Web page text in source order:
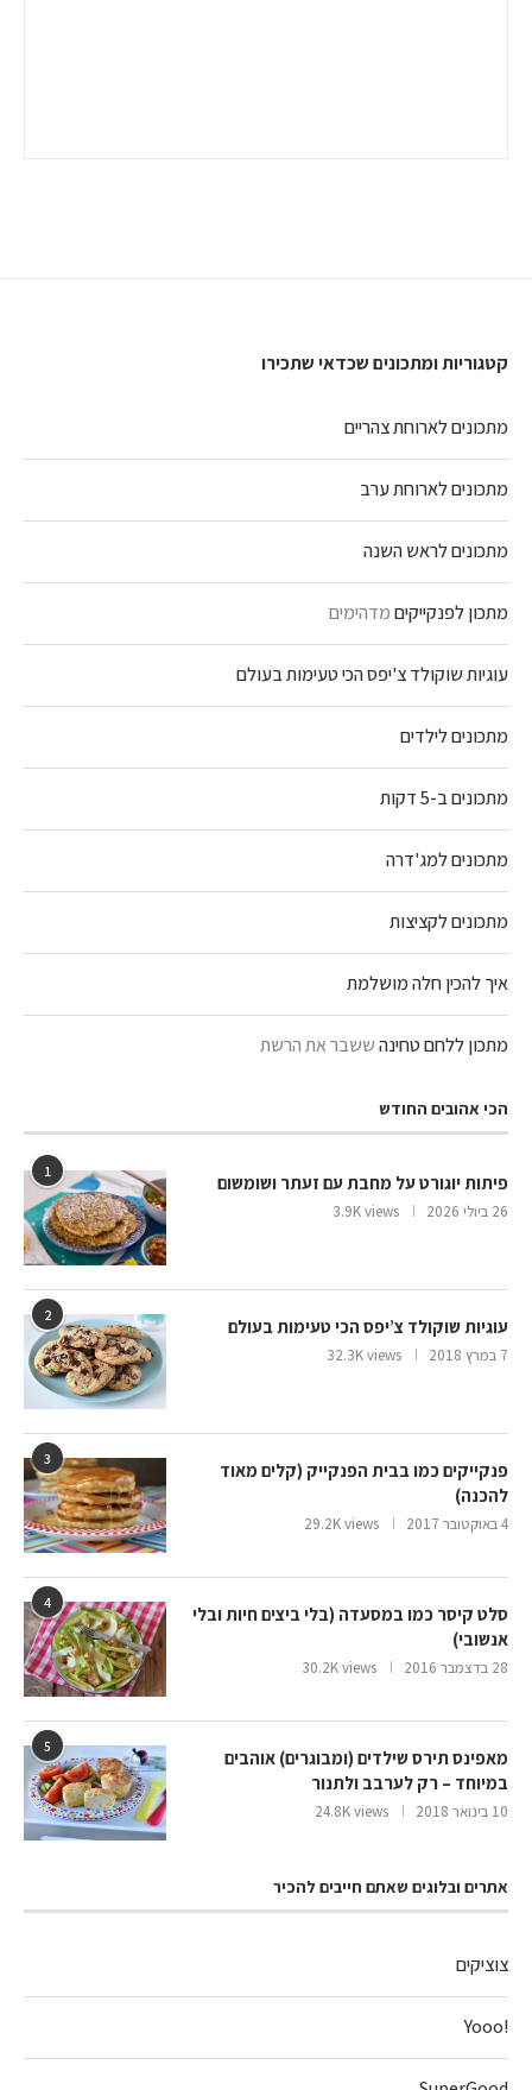
קטגוריות ומתכונים שכדאי שתכירו
מתכונים לארוחת צהריים
מתכונים לארוחת ערב
מתכונים לראש השנה
מתכון לפנקייקיםמדהימים
עוגיות שוקולד צ'יפס הכי טעימות בעולם
מתכונים לילדים
מתכונים ב-5 דקות
מתכונים למג'דרה
מתכונים לקציצות
איך להכין חלה מושלמת
מתכון ללחם טחינהששבר את הרשת
הכי אהובים החודש
1
פיתות יוגורט על מחבת עם זעתר ושומשום
26 ביולי 2026 3.9K views
2
עוגיות שוקולד צ’יפס הכי טעימות בעולם
7 במרץ 2018 32.3K views
3
פנקייקים כמו בבית הפנקייק (קלים מאוד
להכנה)
4 באוקטובר 2017 29.2K views
4
סלט קיסר כמו במסעדה (בלי ביצים חיות ובלי
אנשובי)
28 בדצמבר 2016 30.2K views
5
מאפינס תירס שילדים (ומבוגרים) אוהבים
במיוחד – רק לערבב ולתנור
10 בינואר 2018 24.8K views
אתרים ובלוגים שאתם חייבים להכיר
צוציקים
!Yooo